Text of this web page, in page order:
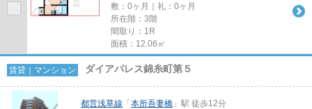
敷：0ヶ月｜礼：0ヶ月
所在階：3階
間取り：1R
面積：12.06㎡
賃貸｜マンション ダイアパレス錦糸町第５
都営浅草線 「 本所吾妻橋 」駅 徒歩12分